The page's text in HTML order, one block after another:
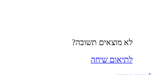
לא מוצאים תשובה?
לתיאום שיחה